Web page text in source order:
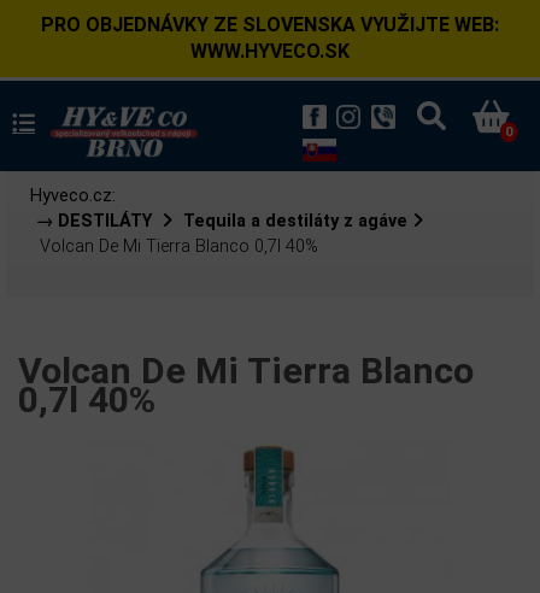
PRO OBJEDNÁVKY ZE SLOVENSKA VYUŽIJTE WEB:
WWW.HYVECO.SK
0
Hyveco.cz:
→ DESTILÁTY
Tequila a destiláty z agáve
Volcan De Mi Tierra Blanco 0,7l 40%
Volcan De Mi Tierra Blanco
0,7l 40%